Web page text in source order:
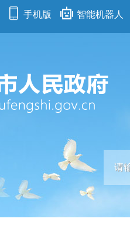
手机版 智能机器人